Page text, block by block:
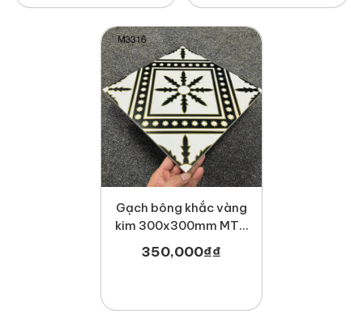
Gạch bông khắc vàng
kim 300x300mm MT-
350,000₫₫